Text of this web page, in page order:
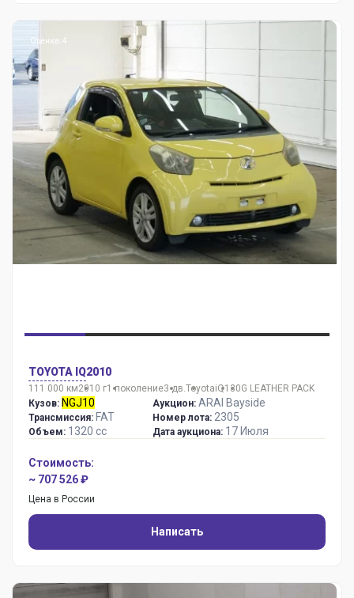
Оценка: 4
TOYOTA IQ2010
111 000 км2010 г1 поколение3 дв.ToyotaiQ130G LEATHER PACK
Кузов: NGJ10
Трансмиссия: FAT
Объем: 1320 сс
Аукцион: ARAI Bayside
Номер лота: 2305
Дата аукциона: 17 Июля
Стоимость:
~ 707 526 ₽
Цена в России
Написать